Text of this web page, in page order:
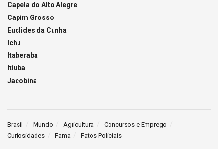
Capela do Alto Alegre
Capim Grosso
Euclides da Cunha
Ichu
Itaberaba
Itiuba
Jacobina
Brasil Mundo Agricultura
Concursos e Emprego
Curiosidades
Fama Fatos Policiais